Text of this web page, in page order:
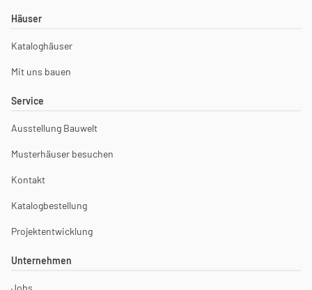
Häuser
Kataloghäuser
Mit uns bauen
Service
Ausstellung Bauwelt
Musterhäuser besuchen
Kontakt
Katalogbestellung
Projektentwicklung
Unternehmen